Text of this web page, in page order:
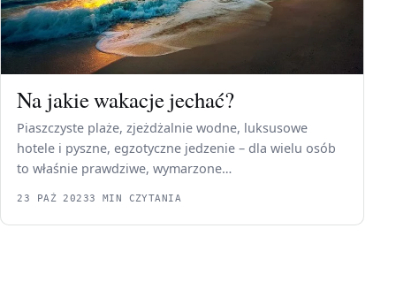
Na jakie wakacje jechać?
Piaszczyste plaże, zjeżdżalnie wodne, luksusowe
hotele i pyszne, egzotyczne jedzenie – dla wielu osób
to właśnie prawdziwe, wymarzone…
23 PAŹ 20233 MIN CZYTANIA